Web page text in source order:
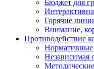
Бюджет для
Горячие
Внимание,
Противодействие
Нормативные
Независимая